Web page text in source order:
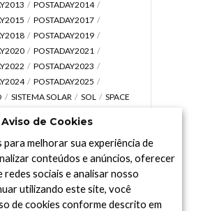
POSTADAY2014
POSTADAY2017
POSTADAY2019
POSTADAY2021
POSTADAY2023
POSTADAY2025
SISTEMA SOLAR SOL
SPACE
VÍDEO
Aviso de Cookies
para melhorar sua experiência de
conteúdos e anúncios, oferecer
redes sociais e analisar nosso
utilizando este site, você
de cookies conforme descrito em